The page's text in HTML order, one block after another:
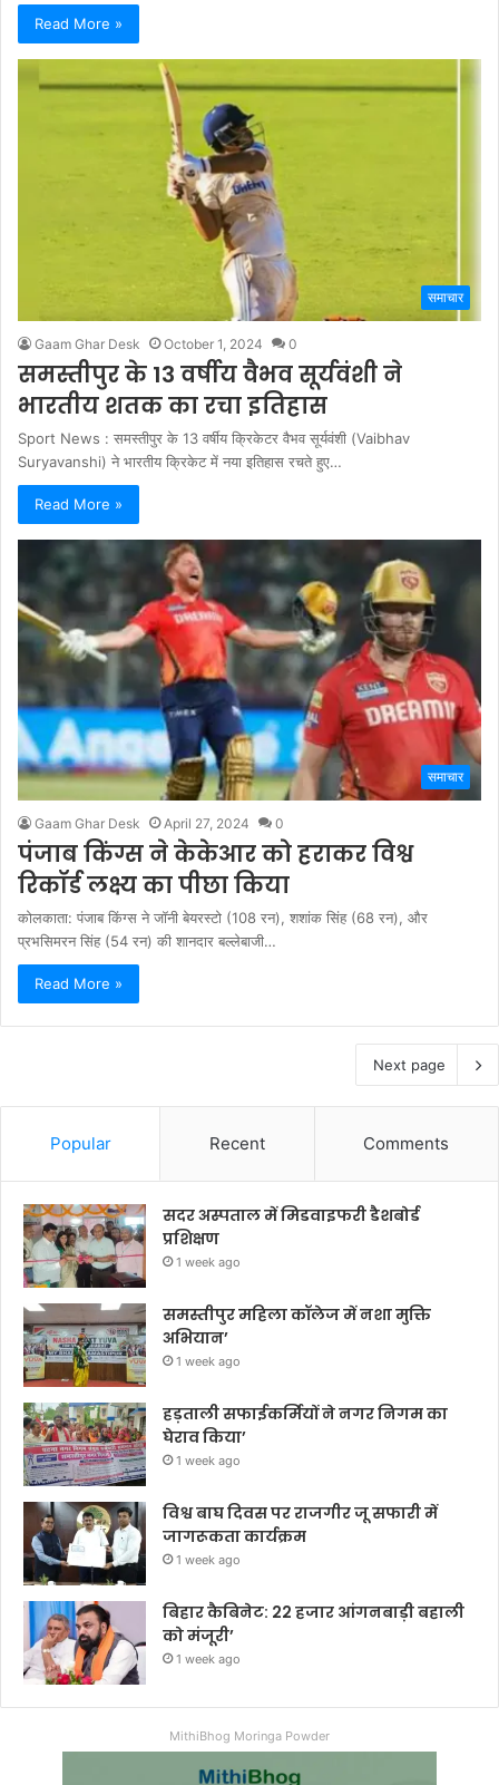
Read More »
समाचार
Gaam Ghar Desk October 1, 2024 0
समस्तीपुर के 13 वर्षीय वैभव सूर्यवंशी ने
भारतीय शतक का रचा इतिहास
Sport News : समस्तीपुर के 13 वर्षीय क्रिकेटर वैभव सूर्यवंशी (Vaibhav
Suryavanshi) ने भारतीय क्रिकेट में नया इतिहास रचते हुए…
Read More »
समाचार
Gaam Ghar Desk April 27, 2024 0
पंजाब किंग्स ने केकेआर को हराकर विश्व
रिकॉर्ड लक्ष्य का पीछा किया
कोलकाता: पंजाब किंग्स ने जॉनी बेयरस्टो (108 रन), शशांक सिंह (68 रन), और
प्रभसिमरन सिंह (54 रन) की शानदार बल्लेबाजी…
Read More »
Next page
Popular Recent Comments
सदर अस्पताल में मिडवाइफरी डैशबोर्ड
प्रशिक्षण
1 week ago
समस्तीपुर महिला कॉलेज में नशा मुक्ति
अभियान’
1 week ago
हड़ताली सफाईकर्मियों ने नगर निगम का
घेराव किया’
1 week ago
विश्व बाघ दिवस पर राजगीर जू सफारी में
जागरूकता कार्यक्रम
1 week ago
बिहार कैबिनेट: 22 हजार आंगनबाड़ी बहाली
को मंजूरी’
1 week ago
MithiBhog Moringa Powder